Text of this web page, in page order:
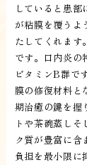
していると患
が粘膜を覆うよ
たしてくれます
です。口内炎
ビタミンB群で
膜の修復材料と
期治癒の鍵を握
トや茶碗蒸し
ク質が豊富に含
負担を最小限に